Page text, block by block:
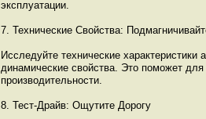
эксплуатации.
7. Технические Свойства:
Исследуйте технические
динамические свойства. Это поможет
производительности.
8. Тест-Драйв: Ощутите Дорогу